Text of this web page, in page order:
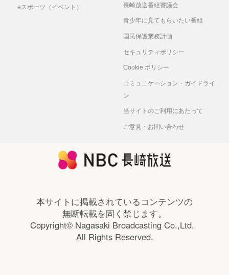
eスポーツ（イベント） 長崎放送番組審議会
青少年に見てもらいたい番組
国民保護業務計画
セキュリティポリシー
Cookie ポリシー
コミュニケーション・ガイドライ
ン
当サイトのご利用にあたって
ご意見・お問い合わせ
本サイトに掲載されているコンテンツの
無断転載を固く禁じます。
Copyright© Nagasaki Broadcasting Co.,Ltd.
All Rights Reserved.